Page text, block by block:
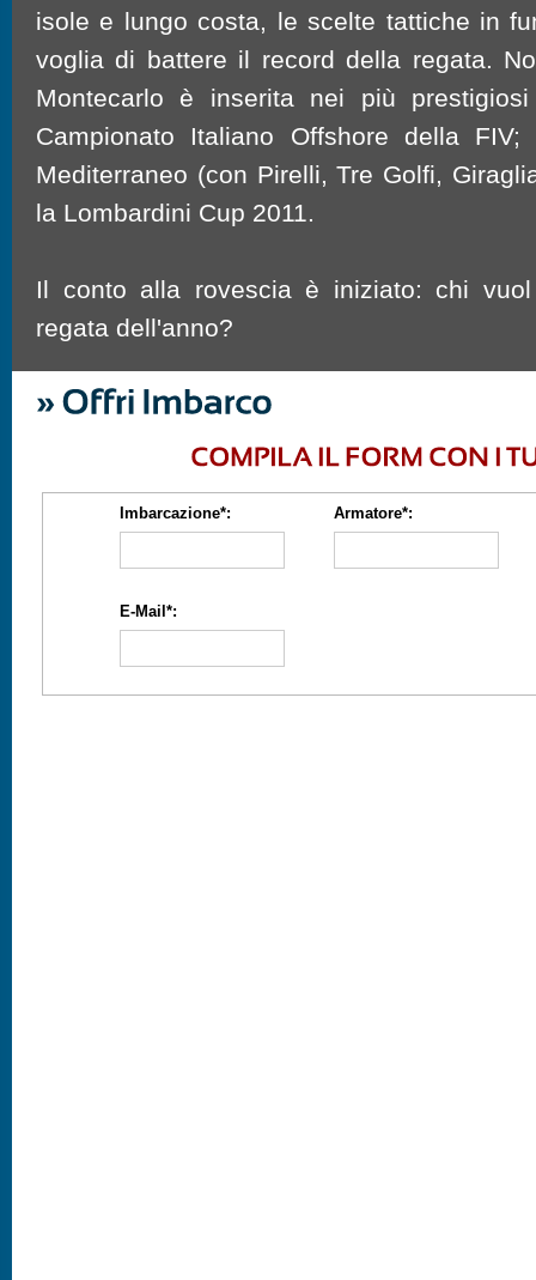
isole e lungo costa, le scelte tattiche in
voglia di battere il record della regata.
Montecarlo è inserita nei più
Campionato Italiano Offshore della
Mediterraneo (con Pirelli, Tre Golfi,
la Lombardini Cup 2011.
Il conto alla rovescia è iniziato: chi
regata dell'anno?
Imbarcazione*: Armatore*:
E-Mail*: